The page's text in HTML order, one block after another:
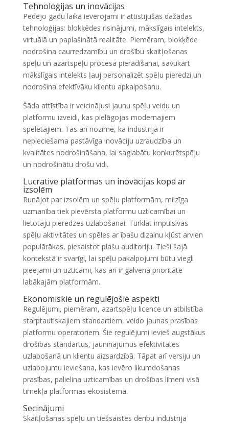
Tehnoloģijas un inovācijas
Pēdējo gadu laikā ievērojami ir attīstījušās dažādas
tehnoloģijas: blokķēdes risinājumi, mākslīgais intelekts,
virtuālā un paplašinātā realitāte. Piemēram, blokķēde
nodrošina caurredzamību un drošību skaitļošanas
spēļu un azartspēļu procesa pierādīšanai, savukārt
mākslīgais intelekts ļauj personalizēt spēļu pieredzi un
nodrošina efektīvāku klientu apkalpošanu.
Šāda attīstība ir veicinājusi jaunu spēļu veidu un
platformu izveidi, kas pielāgojas modernajiem
spēlētājiem. Tas arī nozīmē, ka industrijā ir
nepieciešama pastāvīga inovāciju uzraudzība un
kvalitātes nodrošināšana, lai saglabātu konkurētspēju
un nodrošinātu drošu vidi.
Lucrative platformas un inovācijas kopā ar
izsolēm
Runājot par izsolēm un spēļu platformām, milzīga
uzmanība tiek pievērsta platformu uzticamībai un
lietotāju pieredzes uzlabošanai. Turklāt impulsīvas
spēļu aktivitātes un spēles ar īpašu dizainu kļūst arvien
populārākas, piesaistot plašu auditoriju. Tieši šajā
kontekstā ir svarīgi, lai spēļu pakalpojumi būtu viegli
pieejami un uzticami, kas arī ir galvenā prioritāte
labākajām platformām.
Ekonomiskie un regulējošie aspekti
Regulējumi, piemēram, azartspēļu licence un atbilstība
starptautiskajiem standartiem, veido jaunas prasības
platformu operatoriem. Šie regulējumi ievieš augstākus
drošības standartus, jauninājumus efektivitātes
uzlabošanā un klientu aizsardzībā. Tāpat arī versiju un
uzlabojumu ieviešana, kas ievēro likumdošanas
prasības, palielina uzticamības un drošības līmeni visā
tīmekļa platformas ekosistēmā.
Secinājumi
Skaitļošanas spēļu un tiešsaistes derību industrija